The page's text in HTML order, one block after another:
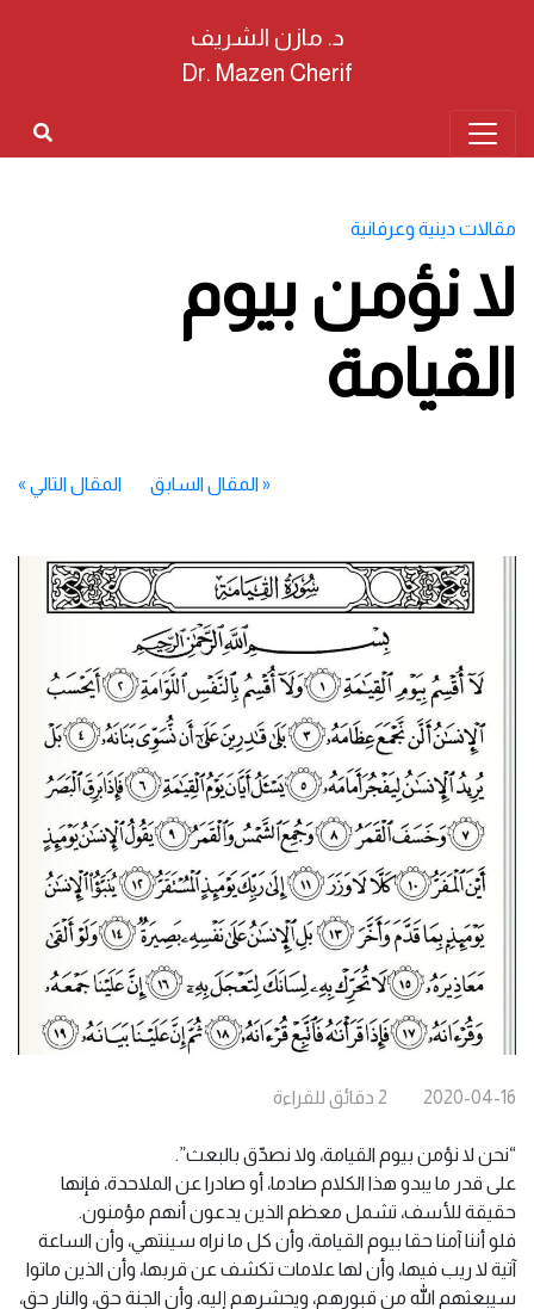
د. مازن الشريف
Dr. Mazen Cherif
مقالات دينية وعرفانية
لا نؤمن بيوم
القيامة
«المقال السابق المقال التالي »
2020-04-16
2 دقائق للقراءة
“نحن لا نؤمن بيوم القيامة، ولا نصدّق بالبعث”.
على قدر ما يبدو هذا الكلام صادما، أو صادرا عن الملاحدة، فإنها
حقيقة للأسف، تشمل معظم الذين يدعون أنهم مؤمنون.
فلو أننا آمنا حقا بيوم القيامة، وأن كل ما نراه سينتهي، وأن الساعة
آتية لا ريب فيها، وأن لها علامات تكشف عن قربها، وأن الذين ماتوا
سيبعثهم الله من قبورهم، ويحشرهم إليه، وأن الجنة حق، والنار حق،